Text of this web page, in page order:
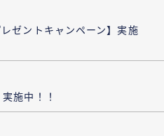
ゼントキャンペーン】実施
施中！！